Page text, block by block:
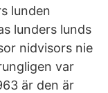
lunden
lunders lunds
nidvisors nie
var
är den är